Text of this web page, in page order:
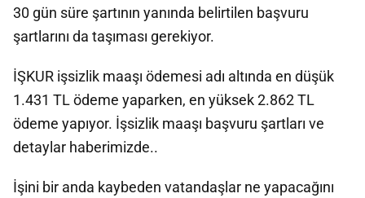
30 gün süre şartının yanında belirtilen başvuru
şartlarını da taşıması gerekiyor.
İŞKUR işsizlik maaşı ödemesi adı altında en düşük
1.431 TL ödeme yaparken, en yüksek 2.862 TL
ödeme yapıyor. İşsizlik maaşı başvuru şartları ve
detaylar haberimizde..
İşini bir anda kaybeden vatandaşlar ne yapacağını